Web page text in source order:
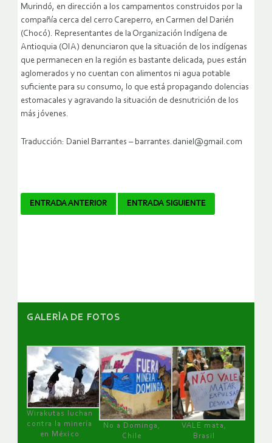
Murindó, en dirección a los campamentos construidos por la
compañía cerca del cerro Careperro, en Carmen del Darién
(Chocó). Representantes de la Organización Indígena de
Antioquia (OIA) denunciaron que la situación de los indígenas
que permanecen en la región es bastante delicada, pues están
aglomerados y no cuentan con alimentos ni agua potable
suficiente para su consumo, lo que está propagando dolencias
estomacales y agravando la situación de desnutrición de los
más jóvenes.
Traducción: Daniel Barrantes – barrantes.daniel@gmail.com
Navegador
ENTRADA ANTERIOR ENTRADA SIGUIENTE
GALERÌA DE FOTOS
Wirakutas luchan
contra la minería
en México
No a Dominga,
Chile
VALE mata,
Brasil